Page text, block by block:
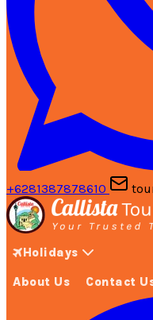
+6281387878610
Holidays
About Us Contact